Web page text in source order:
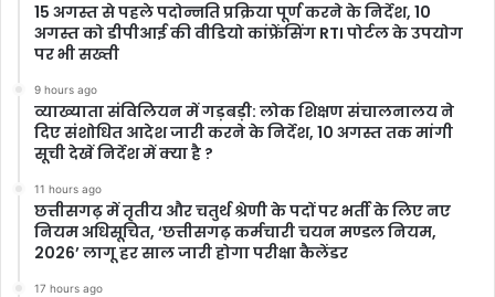
15 अगस्त से पहले पदोन्नति प्रक्रिया पूर्ण करने के निर्देश, 10
अगस्त को डीपीआई की वीडियो कांफ्रेंसिंग RTI पोर्टल के उपयोग
पर भी सख्ती
9 hours ago
​व्याख्याता संविलियन में गड़बड़ी: लोक शिक्षण संचालनालय ने
दिए संशोधित आदेश जारी करने के निर्देश, 10 अगस्त तक मांगी
सूची देखें निर्देश में क्या है ?
11 hours ago
छत्तीसगढ़ में तृतीय और चतुर्थ श्रेणी के पदों पर भर्ती के लिए नए
नियम अधिसूचित, ‘छत्तीसगढ़ कर्मचारी चयन मण्डल नियम,
2026’ लागू हर साल जारी होगा परीक्षा कैलेंडर
17 hours ago